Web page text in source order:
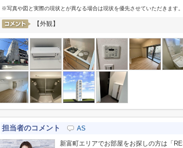
※写真や図と実際の現状とが異なる場合は現状を優先させていただきます。
【外観】
担当者のコメント AS
新富町エリアでお部屋をお探しの方は「